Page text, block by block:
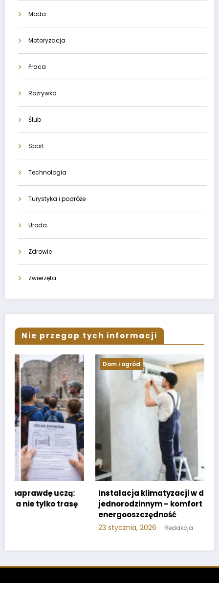
Moda
Motoryzacja
Praca
Rozrywka
Ślub
Sport
Technologia
Turystyka i podróże
Uroda
Zdrowie
Zwierzęta
Nie przegap tych informacji
Dom i ogród
Instalacja klimatyzacji w domu
jednorodzinnym – komfort i
Redakcja